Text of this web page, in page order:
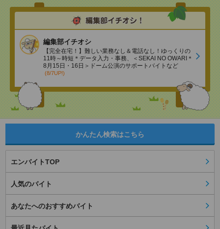
編集部イチオシ
【完全在宅！】難しい業務なし＆電話なし！ゆっくりの
11時～時短＊データ入力・事務、＜SEKAI NO OWARI＊
8月15日・16日＞ドーム公演のサポートバイトなど
(8/7UP!)
かんたん検索はこちら
エンバイトTOP
人気のバイト
あなたへのおすすめバイト